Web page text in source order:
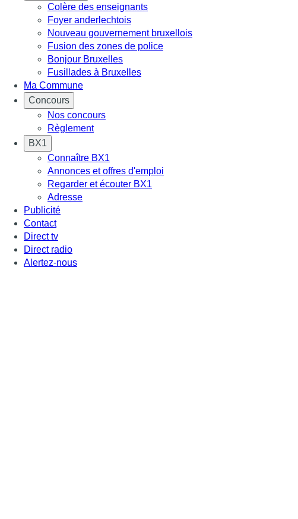
Colère des enseignants
Foyer anderlechtois
Nouveau gouvernement bruxellois
Fusion des zones de police
Bonjour Bruxelles
Fusillades à Bruxelles
Ma Commune
Concours
Nos concours
Règlement
BX1
Connaître BX1
Annonces et offres d'emploi
Regarder et écouter BX1
Adresse
Publicité
Contact
Direct tv
Direct radio
Alertez-nous